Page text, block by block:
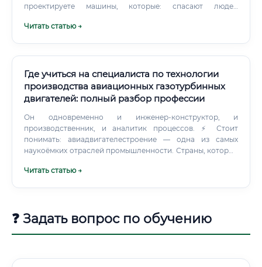
проектируете машины, которые: спасают людей
страны; открывают космос и делают мир ближе.
Читать статью →
Где учиться на специалиста по технологии
производства авиационных газотурбинных
двигателей: полный разбор профессии
Он одновременно и инженер-конструктор, и
производственник, и аналитик процессов. ⚡ Стоит
понимать: авиадвигателестроение — одна из самых
наукоёмких отраслей промышленности. Страны, которые
пересчитать по пальцам.
Читать статью →
❓ Задать вопрос по обучению